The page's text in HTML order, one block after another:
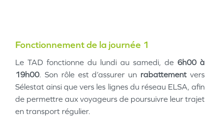
Fonctionnement de la journée 1
Le TAD fonctionne du lundi au samedi, de 6h00 à
19h00. Son rôle est d’assurer un rabattement vers
Sélestat ainsi que vers les lignes du réseau ELSA, afin
de permettre aux voyageurs de poursuivre leur trajet
en transport régulier.